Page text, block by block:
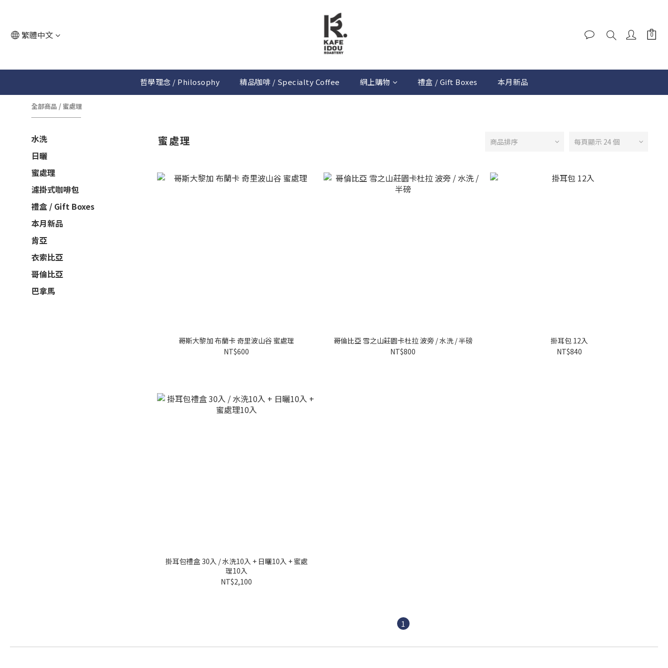
繁體中文
哲學理念 / Philosophy 精品咖啡 / Specialty Coffee 網上購物 禮盒 / Gift Boxes 本月新品
全部商品 / 蜜處理
水洗
日曬
蜜處理
濾掛式咖啡包
禮盒 / Gift Boxes
本月新品
肯亞
衣索比亞
哥倫比亞
巴拿馬
蜜處理 商品排序 每頁顯示 24 個
哥斯大黎加 布蘭卡 奇里波山谷 蜜處理
NT$600
哥倫比亞 雪之山莊園卡杜拉 波旁 / 水洗 / 半磅
NT$800
掛耳包 12入
NT$840
掛耳包禮盒 30入 / 水洗10入 + 日曬10入 + 蜜處
理10入
NT$2,100
1